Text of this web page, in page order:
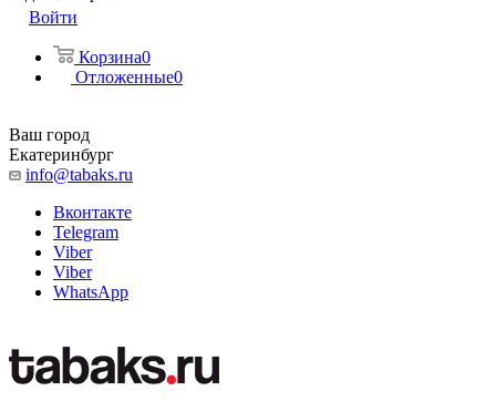
Войти
Корзина0
Отложенные0
Ваш город
Екатеринбург
info@tabaks.ru
Вконтакте
Telegram
Viber
Viber
WhatsApp